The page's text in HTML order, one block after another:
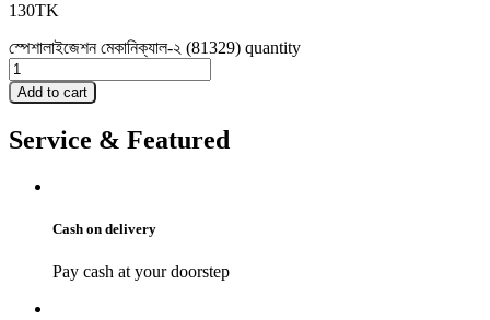
130TK
স্পেশালাইজেশন মেকানিক্যাল-২ (81329) quantity
Add to cart
Service & Featured
Cash on delivery
Pay cash at your doorstep